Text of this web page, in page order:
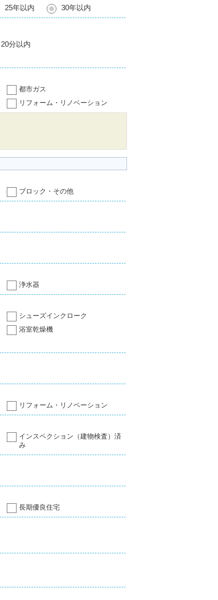
25年以内 30年以内
20分以内
都市ガス
リフォーム・リノベーション
ブロック・その他
浄水器
シューズインクローク
浴室乾燥機
リフォーム・リノベーション
インスペクション（建物検査）済
み
長期優良住宅